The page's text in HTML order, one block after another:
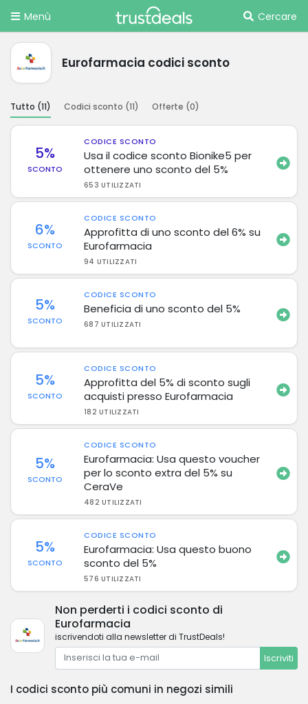
Menù Cercare
Eurofarmacia codici sconto
Tutto (11) Codici sconto (11) Offerte (0)
5%
SCONTO
CODICE SCONTO
Usa il codice sconto Bionike5 per
ottenere uno sconto del 5%
653 UTILIZZATI
6%
SCONTO
CODICE SCONTO
Approfitta di uno sconto del 6% su
Eurofarmacia
94 UTILIZZATI
5%
SCONTO
CODICE SCONTO
Beneficia di uno sconto del 5%
687 UTILIZZATI
5%
SCONTO
CODICE SCONTO
Approfitta del 5% di sconto sugli
acquisti presso Eurofarmacia
182 UTILIZZATI
5%
SCONTO
CODICE SCONTO
Eurofarmacia: Usa questo voucher
per lo sconto extra del 5% su
CeraVe
482 UTILIZZATI
5%
SCONTO
CODICE SCONTO
Eurofarmacia: Usa questo buono
sconto del 5%
576 UTILIZZATI
Non perderti i codici sconto di
Eurofarmacia
iscrivendoti alla newsletter di TrustDeals!
Iscriviti
I codici sconto più comuni in negozi simili